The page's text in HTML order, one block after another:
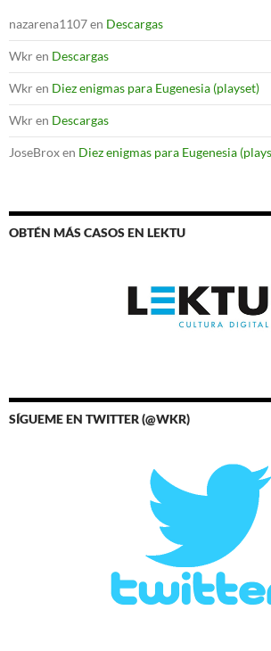
nazarena1107en Descargas
Wkren Descargas
Wkren Diez enigmas para Eugenesia (playset)
Wkren Descargas
JoseBroxen Diez enigmas para Eugenesia
OBTÉN MÁS CASOS EN LEKTU
SÍGUEME EN TWITTER (@WKR)